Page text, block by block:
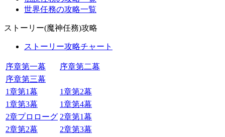
世界任務の攻略一覧
ストーリー(魔神任務)攻略
ストーリー攻略チャート
序章第一幕
序章第二幕
序章第三幕
1章第1幕
1章第2幕
1章第3幕
1章第4幕
2章プロローグ 2章第1幕
2章第2幕
2章第3幕